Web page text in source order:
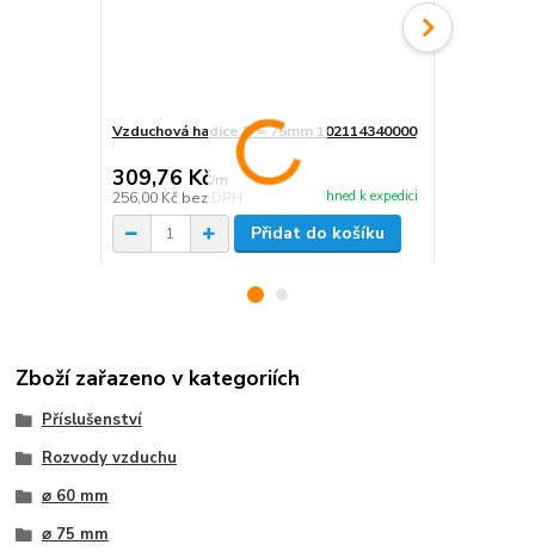
Vzduchová hadice D = 75mm 102114340000
309,76 Kč/m
256,00 Kč bez DPH Ihned k expedici
Přidat do košíku
Zboží zařazeno v kategoriích
Příslušenství
Rozvody vzduchu
⌀ 60 mm
⌀ 75 mm